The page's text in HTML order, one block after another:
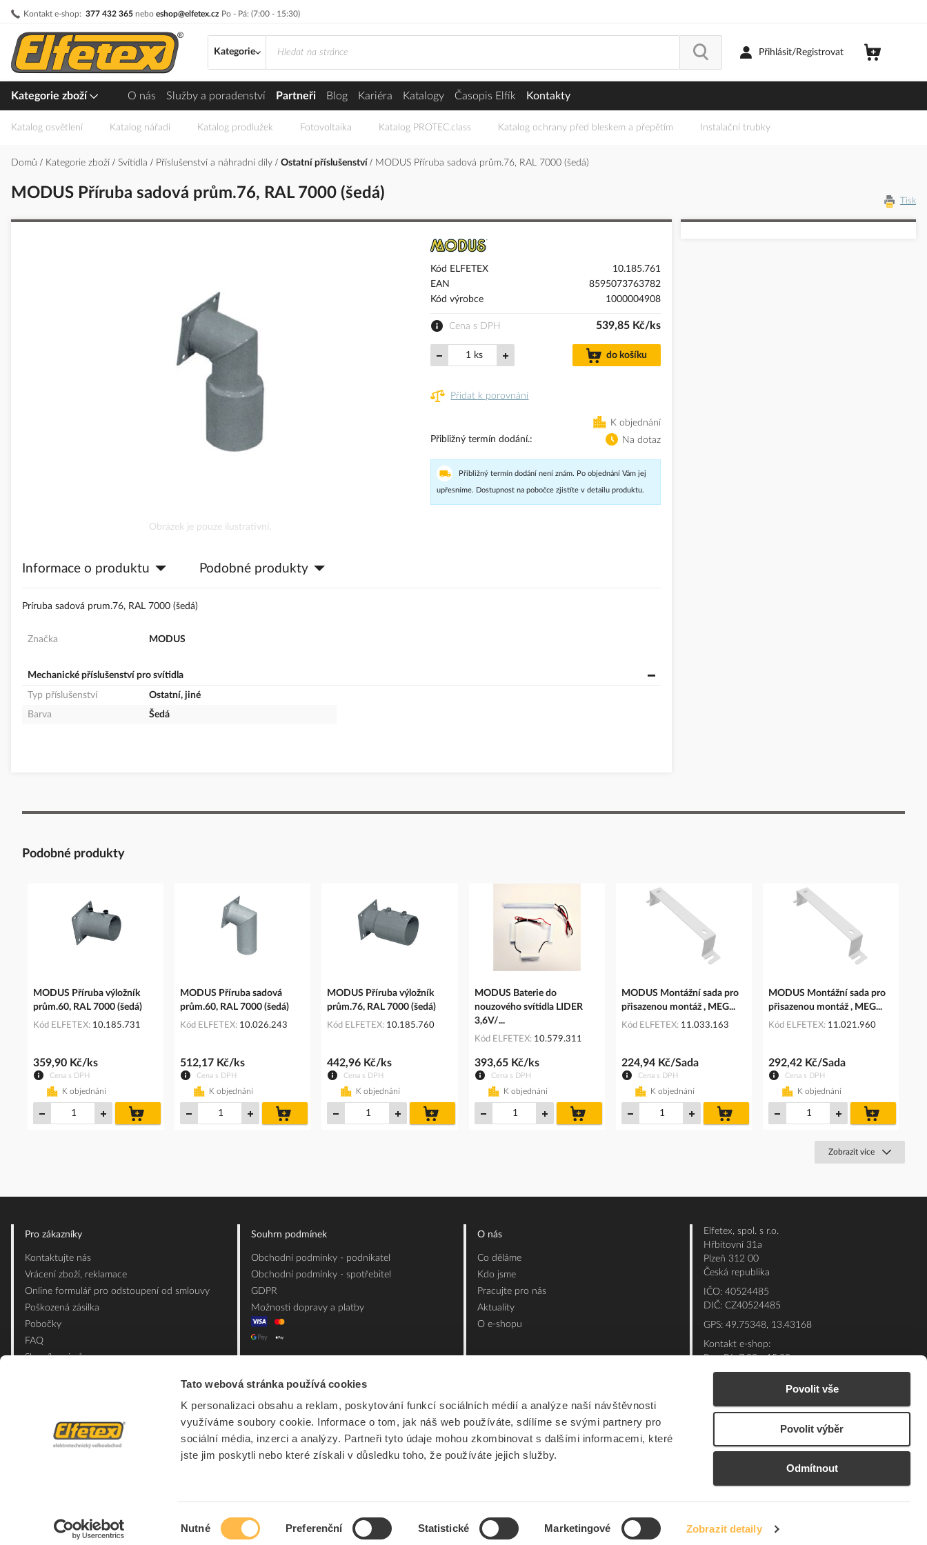
Tato webová stránka používá cookies
K personalizaci obsahu a reklam, poskytování funkcí sociálních médií a analýze naší návštěvnosti
využíváme soubory cookie. Informace o tom, jak náš web používáte, sdílíme se svými partnery pro
sociální média, inzerci a analýzy. Partneři tyto údaje mohou zkombinovat s dalšími informacemi, které
jste jim poskytli nebo které získali v důsledku toho, že používáte jejich služby.
Nutné Preferenční Statistické Marketingové Zobrazit detaily
Povolit vše
Povolit výběr
Odmítnout
Kontakt e-shop: 377 432 365 nebo eshop@elfetex.cz Po - Pá: (7:00 - 15:30)
Přejít
obsah
Kategorie
Přihlásit/Registrovat
Kategorie zboží O nás Služby a poradenství Partneři Blog Kariéra Katalogy Časopis Elfík Kontakty
Katalog osvětlení Katalog nářadí Katalog prodlužek Fotovoltaika Katalog PROTEC.class Katalog ochrany před bleskem a přepětím Instalační trubky
Domů Kategorie zboží Svítidla Příslušenství a náhradní díly Ostatní příslušenství MODUS Příruba sadová prům.76, RAL 7000 (šedá)
MODUS Příruba sadová prům.76, RAL 7000 (šedá) Tisk
galerie
Obrázek je pouze ilustrativní.
Kód ELFETEX
10.185.761
EAN
8595073763782
Kód výrobce
1000004908
Cena s DPH 539,85 Kč/ks
ks do košíku
Přidat k porovnání
K objednání
Přibližný termín dodání.
Na dotaz
Přibližný termín dodání není znám. Po objednání Vám jej
upřesníme. Dostupnost na pobočce zjistíte v detailu produktu.
Informace o produktu Podobné produkty
Príruba sadová prum.76, RAL 7000 (šedá)
Značka MODUS
Mechanické příslušenství pro svítidla
Typ příslušenství
Ostatní, jiné
Barva
Šedá
Podobné produkty
MODUS Příruba výložník
prům.60, RAL 7000 (šedá)
Kód ELFETEX 10.185.731
Cena s DPH
359,90 Kč/ks
K objednání
košíku
MODUS Příruba sadová
prům.60, RAL 7000 (šedá)
Kód ELFETEX 10.026.243
Cena s DPH
512,17 Kč/ks
K objednání
košíku
MODUS Příruba výložník
prům.76, RAL 7000 (šedá)
Kód ELFETEX 10.185.760
Cena s DPH
442,96 Kč/ks
K objednání
košíku
MODUS Baterie do
nouzového svítidla LIDER
3,6V/...
Kód ELFETEX 10.579.311
Cena s DPH
393,65 Kč/ks
K objednání
košíku
MODUS Montážní sada pro
přisazenou montáž , MEG...
Kód ELFETEX 11.033.163
Cena s DPH
224,94 Kč/Sada
K objednání
košíku
MODUS Montážní sada pro
přisazenou montáž , MEG...
Kód ELFETEX 11.021.960
Cena s DPH
292,42 Kč/Sada
K objednání
košíku
Zobrazit více
Pro zákazníky
Kontaktujte nás
Vrácení zboží, reklamace
Online formulář pro odstoupení od smlouvy
Poškozená zásilka
Pobočky
FAQ
Slovník pojmů
Souhrn podmínek
Obchodní podmínky - podnikatel
Obchodní podmínky - spotřebitel
GDPR
Možnosti dopravy a platby
O nás
Co děláme
Kdo jsme
Pracujte pro nás
Aktuality
O e-shopu
Elfetex, spol. s r.o.
Hřbitovní 31a
Plzeň 312 00
Česká republika
IČO: 40524485
DIČ: CZ40524485
GPS: 49.75348, 13.43168
Kontakt e-shop:
Po - Pá: 7:00 - 15:30
E-mail:eshop@elfetex.cz